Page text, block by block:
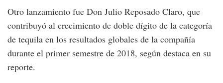
Otro lanzamiento fue Don Julio Reposado Claro, que
contribuyó al crecimiento de doble dígito de la categoría
de tequila en los resultados globales de la compañía
durante el primer semestre de 2018, según destaca en su
reporte.